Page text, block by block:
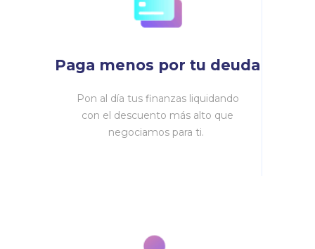
Paga menos por tu deuda
Pon al día tus finanzas liquidando
con el descuento más alto que
negociamos para ti.